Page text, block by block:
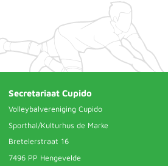
Secretariaat Cupido
Volleybalvereniging Cupido
Sporthal/Kulturhus de Marke
Bretelerstraat 16
7496 PP Hengevelde